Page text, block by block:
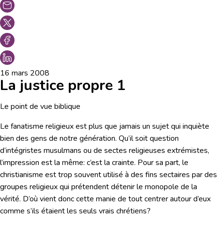
16 mars 2008
La justice propre 1
Le point de vue biblique
Le fanatisme religieux est plus que jamais un sujet qui inquiète
bien des gens de notre génération. Qu’il soit question
d’intégristes musulmans ou de sectes religieuses extrémistes,
l’impression est la même: c’est la crainte. Pour sa part, le
christianisme est trop souvent utilisé à des fins sectaires par des
groupes religieux qui prétendent détenir le monopole de la
vérité. D’où vient donc cette manie de tout centrer autour d’eux
comme s’ils étaient les seuls vrais chrétiens?